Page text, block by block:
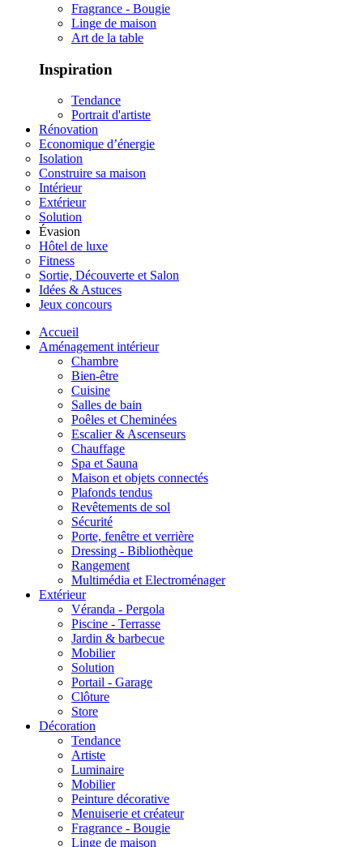
Fragrance - Bougie
Linge de maison
Art de la table
Inspiration
Tendance
Portrait d'artiste
Rénovation
Economique d’énergie
Isolation
Construire sa maison
Intérieur
Extérieur
Solution
Évasion
Hôtel de luxe
Fitness
Sortie, Découverte et Salon
Idées & Astuces
Jeux concours
Accueil
Aménagement intérieur
Chambre
Bien-être
Cuisine
Salles de bain
Poêles et Cheminées
Escalier & Ascenseurs
Chauffage
Spa et Sauna
Maison et objets connectés
Plafonds tendus
Revêtements de sol
Sécurité
Porte, fenêtre et verrière
Dressing - Bibliothèque
Rangement
Multimédia et Electroménager
Extérieur
Véranda - Pergola
Piscine - Terrasse
Jardin & barbecue
Mobilier
Solution
Portail - Garage
Clôture
Store
Décoration
Tendance
Artiste
Luminaire
Mobilier
Peinture décorative
Menuiserie et créateur
Fragrance - Bougie
Linge de maison